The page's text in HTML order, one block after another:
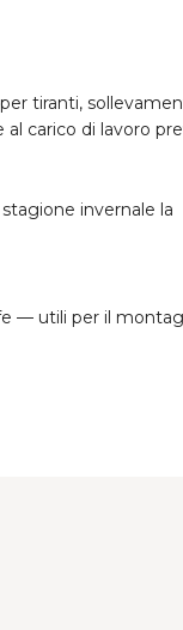
per tiranti,
carico di lavoro
invernale la
— utili per il